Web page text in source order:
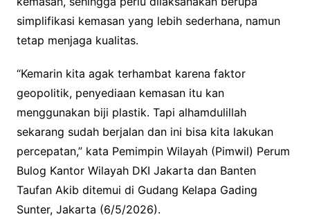
simplifikasi kemasan yang lebih sederhana, namun
tetap menjaga kualitas.
“Kemarin kita agak terhambat karena faktor
geopolitik, penyediaan kemasan itu kan
menggunakan biji plastik. Tapi alhamdulillah
sekarang sudah berjalan dan ini bisa kita lakukan
percepatan,” kata Pemimpin Wilayah (Pimwil) Perum
Bulog Kantor Wilayah DKI Jakarta dan Banten
Taufan Akib ditemui di Gudang Kelapa Gading
Sunter, Jakarta (6/5/2026).